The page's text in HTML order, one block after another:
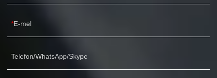
E-mel
Telefon/WhatsApp/Skype